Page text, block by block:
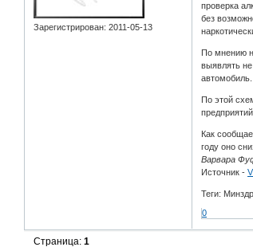
Зарегистрирован: 2011-05-13
проверка
без
По мнению
выявлять
автомобиль.
По этой
Как
году оно
Варвара
Источник -
Теги:
0
Страница:1